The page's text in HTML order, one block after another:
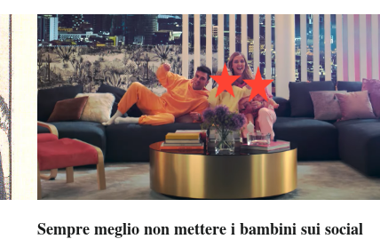
Sempre meglio non mettere i bambini sui social